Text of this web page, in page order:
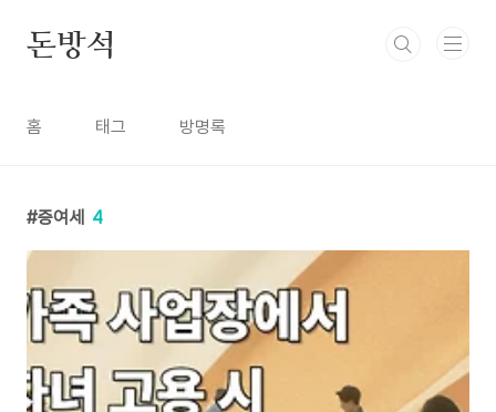
돈방석
홈 태그 방명록
증여세 4